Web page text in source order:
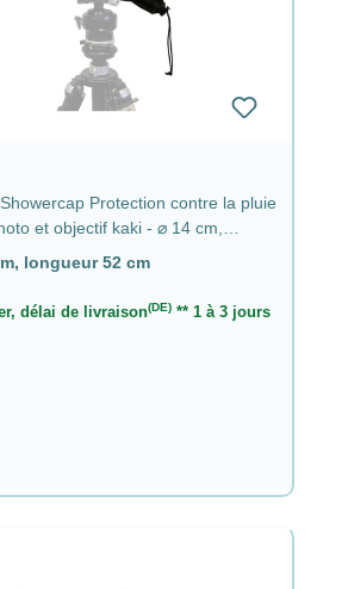
contre la pluie
et objectif kaki - ⌀ 14 cm,
cm, longueur 52 cm
délai de livraison(DE)** 1 à 3 jours